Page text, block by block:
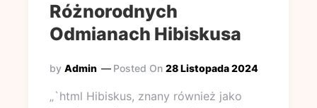
Różnorodnych
Odmianach Hibiskusa
by Admin Posted On 28 Listopada 2024
„`html Hibiskus, znany również jako